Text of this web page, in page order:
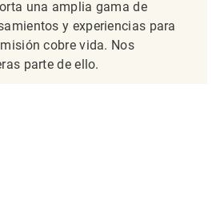
una amplia gama de
y experiencias para
cobre vida. Nos
parte de ello.